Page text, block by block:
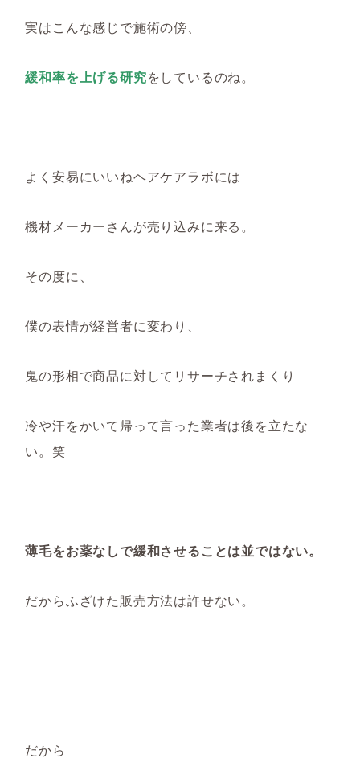
実はこんな感じで施術の傍、
緩和率を上げる研究をしているのね。
よく安易にいいねヘアケアラボには
機材メーカーさんが売り込みに来る。
その度に、
僕の表情が経営者に変わり、
鬼の形相で商品に対してリサーチされまくり
冷や汗をかいて帰って言った業者は後を立たな
い。笑
薄毛をお薬なしで緩和させることは並ではない。
だからふざけた販売方法は許せない。
だから